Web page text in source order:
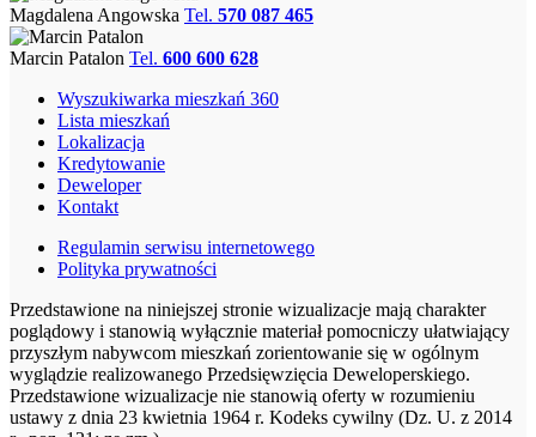
Magdalena Angowska Tel. 570 087 465
Marcin Patalon Tel. 600 600 628
Wyszukiwarka mieszkań 360
Lista mieszkań
Lokalizacja
Kredytowanie
Deweloper
Kontakt
Regulamin serwisu internetowego
Polityka prywatności
Przedstawione na niniejszej stronie wizualizacje mają charakter
poglądowy i stanowią wyłącznie materiał pomocniczy ułatwiający
przyszłym nabywcom mieszkań zorientowanie się w ogólnym
wyglądzie realizowanego Przedsięwzięcia Deweloperskiego.
Przedstawione wizualizacje nie stanowią oferty w rozumieniu
ustawy z dnia 23 kwietnia 1964 r. Kodeks cywilny (Dz. U. z 2014